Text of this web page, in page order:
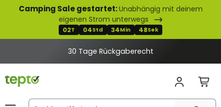
springen
Camping Sale gestartet:Unabhängig mit deinem
eigenen Strom unterwegs
02T 04Std 34Min 47Sek
30 Tage Rückgaberecht